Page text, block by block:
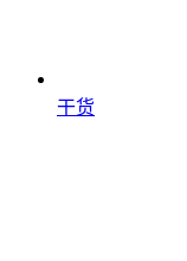
干货